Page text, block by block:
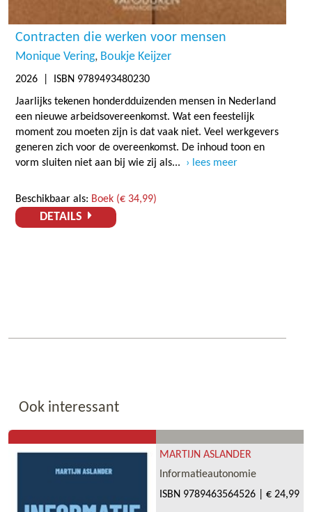
Contracten die werken voor mensen
Monique Vering Boukje Keijzer
2026 | ISBN 9789493480230
Jaarlijks tekenen honderdduizenden mensen in Nederland
een nieuwe arbeidsovereenkomst. Wat een feestelijk
moment zou moeten zijn is dat vaak niet. Veel werkgevers
generen zich voor de overeenkomst. De inhoud toon en
vorm sluiten niet aan bij wie zij als...
lees meer
Beschikbaar als: Boek (€ 34,99)
DETAILS
Ook interessant
MARTIJN ASLANDER
Informatieautonomie
ISBN 9789463564526 € 24,99